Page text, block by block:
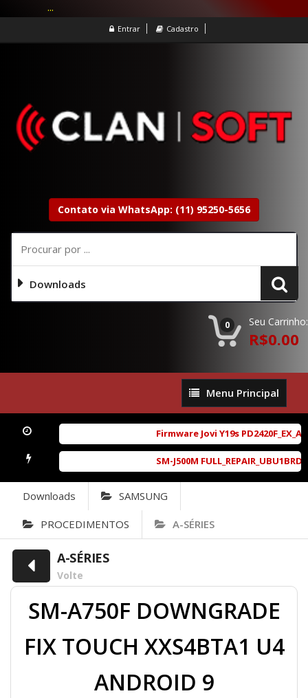
Entrar Cadastro
Contato via WhatsApp: (11) 95250-5656
Downloads
0 Seu Carrinho:
R$0.00
Menu
Principal
Menu Principal
Firmware Jovi Y19s
SM-J500M
Downloads SAMSUNG
PROCEDIMENTOS A-SÉRIES
A-SÉRIES
Volte
SM-A750F DOWNGRADE
FIX TOUCH XXS4BTA1 U4
ANDROID 9